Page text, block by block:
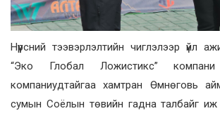
Нүүрсний тээвэрлэлтийн чиглэлээр үйл
“Эко Глобал Ложистикс”
компаниудтайгаа хамтран Өмнөговь
сумын Соёлын төвийн гадна талбайг иж